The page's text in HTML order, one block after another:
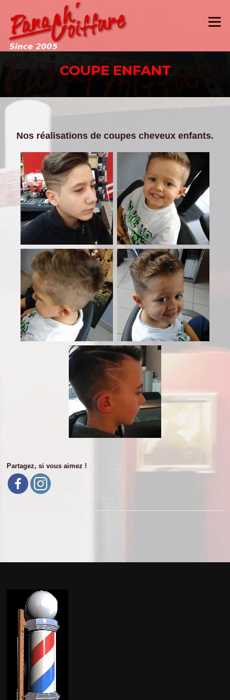
contenu
Menu
COUPE ENFANT
Nos réalisations de coupes cheveux enfants.
Partagez, si vous aimez !